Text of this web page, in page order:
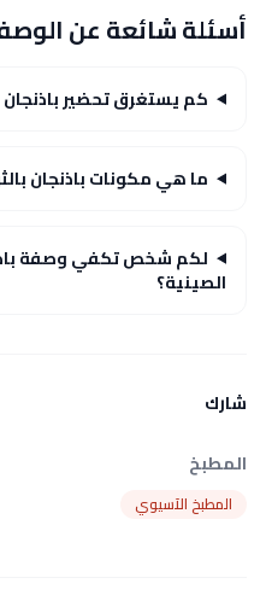
أسئلة شائعة عن
كم يستغرق تحضير باذنجان
ما هي مكونات باذنجان
لكم شخص تكفي وصفة
الصينية؟
شارك
المطبخ
المطبخ الآسيوي